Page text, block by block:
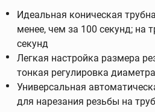
Идеальная коническая
менее, чем за 100 секунд; на
секунд
Легкая настройка размера
тонкая регулировка
Универсальная
для нарезания резьбы на